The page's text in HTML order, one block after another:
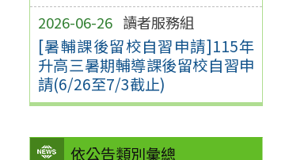
2026-06-26 讀者服務組
[暑輔課後留校自習申請]115年
升高三暑期輔導課後留校自習申
請(6/26至7/3截止)
依公告類別彙總